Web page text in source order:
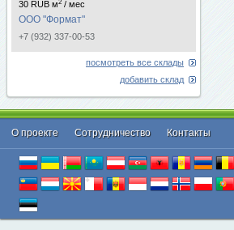
30 RUB м2 / мес
ООО "Формат"
+7 (932) 337-00-53
посмотреть все склады
добавить склад
О проекте Cотрудничество Контакты